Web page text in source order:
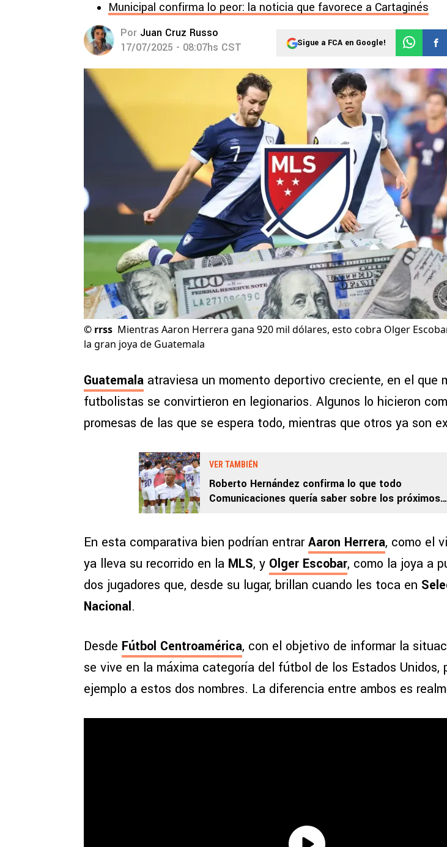
Municipal confirma lo peor: la noticia que favorece a Cartaginés
Por Juan Cruz Russo
17/07/2025 - 08:07hs CST
Sigue a FCA en Google!
© rrss Mientras Aaron Herrera gana 920 mil dólares, esto cobra Olger
la gran joya de Guatemala
Guatemala atraviesa un momento deportivo creciente, en el que
futbolistas se convirtieron en legionarios. Algunos lo hicieron
promesas de las que se espera todo, mientras que otros ya son
VER TAMBIÉN
Roberto Hernández confirma lo que todo
Comunicaciones quería saber sobre los próximos
En esta comparativa bien podrían entrarAaron Herrera, como el
ya lleva su recorrido en la MLS, y Olger Escobar, como la joya a
dos jugadores que, desde su lugar, brillan cuando les toca en
Nacional.
Desde Fútbol Centroamérica, con el objetivo de informar la
se vive en la máxima categoría del fútbol de los Estados Unidos,
ejemplo a estos dos nombres. La diferencia entre ambos es